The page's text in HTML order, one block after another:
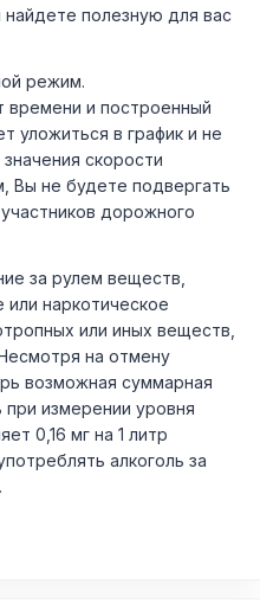
полезную для вас
режим.
времени и построенный
уложиться в график и не
скорости
Вы не будете подвергать
дорожного
за рулем веществ,
наркотическое
или иных веществ,
на отмену
возможная суммарная
измерении уровня
0,16 мг на 1 литр
алкоголь за